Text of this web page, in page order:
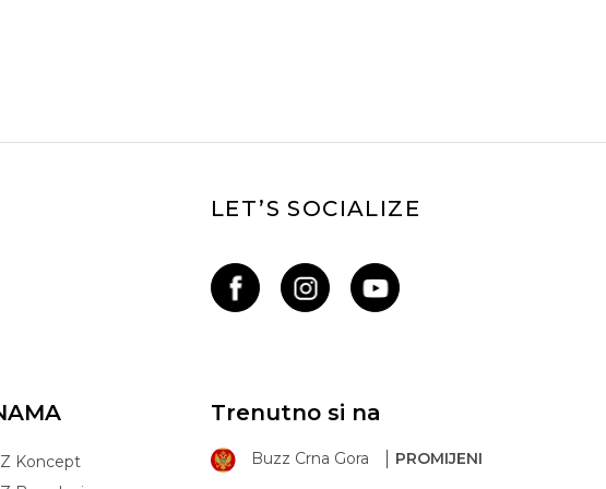
LET’S SOCIALIZE
Koncept
Trenutno si na
Buzz Crna Gora PROMIJENI